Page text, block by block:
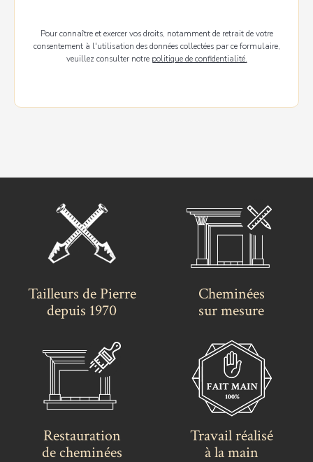
Pour connaître et exercer vos droits, notamment de retrait de votre
consentement à l'utilisation des données collectées par ce formulaire,
veuillez consulter notre politique de confidentialité.
Tailleurs de Pierre
depuis 1970
Cheminées
sur mesure
Restauration
de cheminées
Travail réalisé
à la main